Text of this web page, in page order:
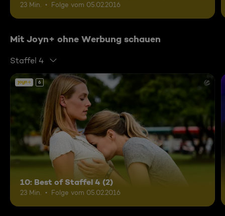
23 Min. Folge vom 05.02.2016
Mit Joyn+ ohne Werbung schauen
Staffel 4
6
10: Best of Staffel 4 (2)
23 Min. Folge vom 05.02.2016